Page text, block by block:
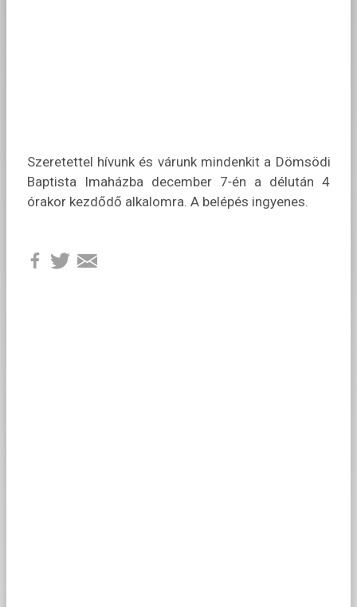
Szeretettel hívunk és várunk mindenkit a Dömsödi
Baptista Imaházba december 7‑én a délután 4
órakor kezdődő alkalomra. A belépés ingyenes.